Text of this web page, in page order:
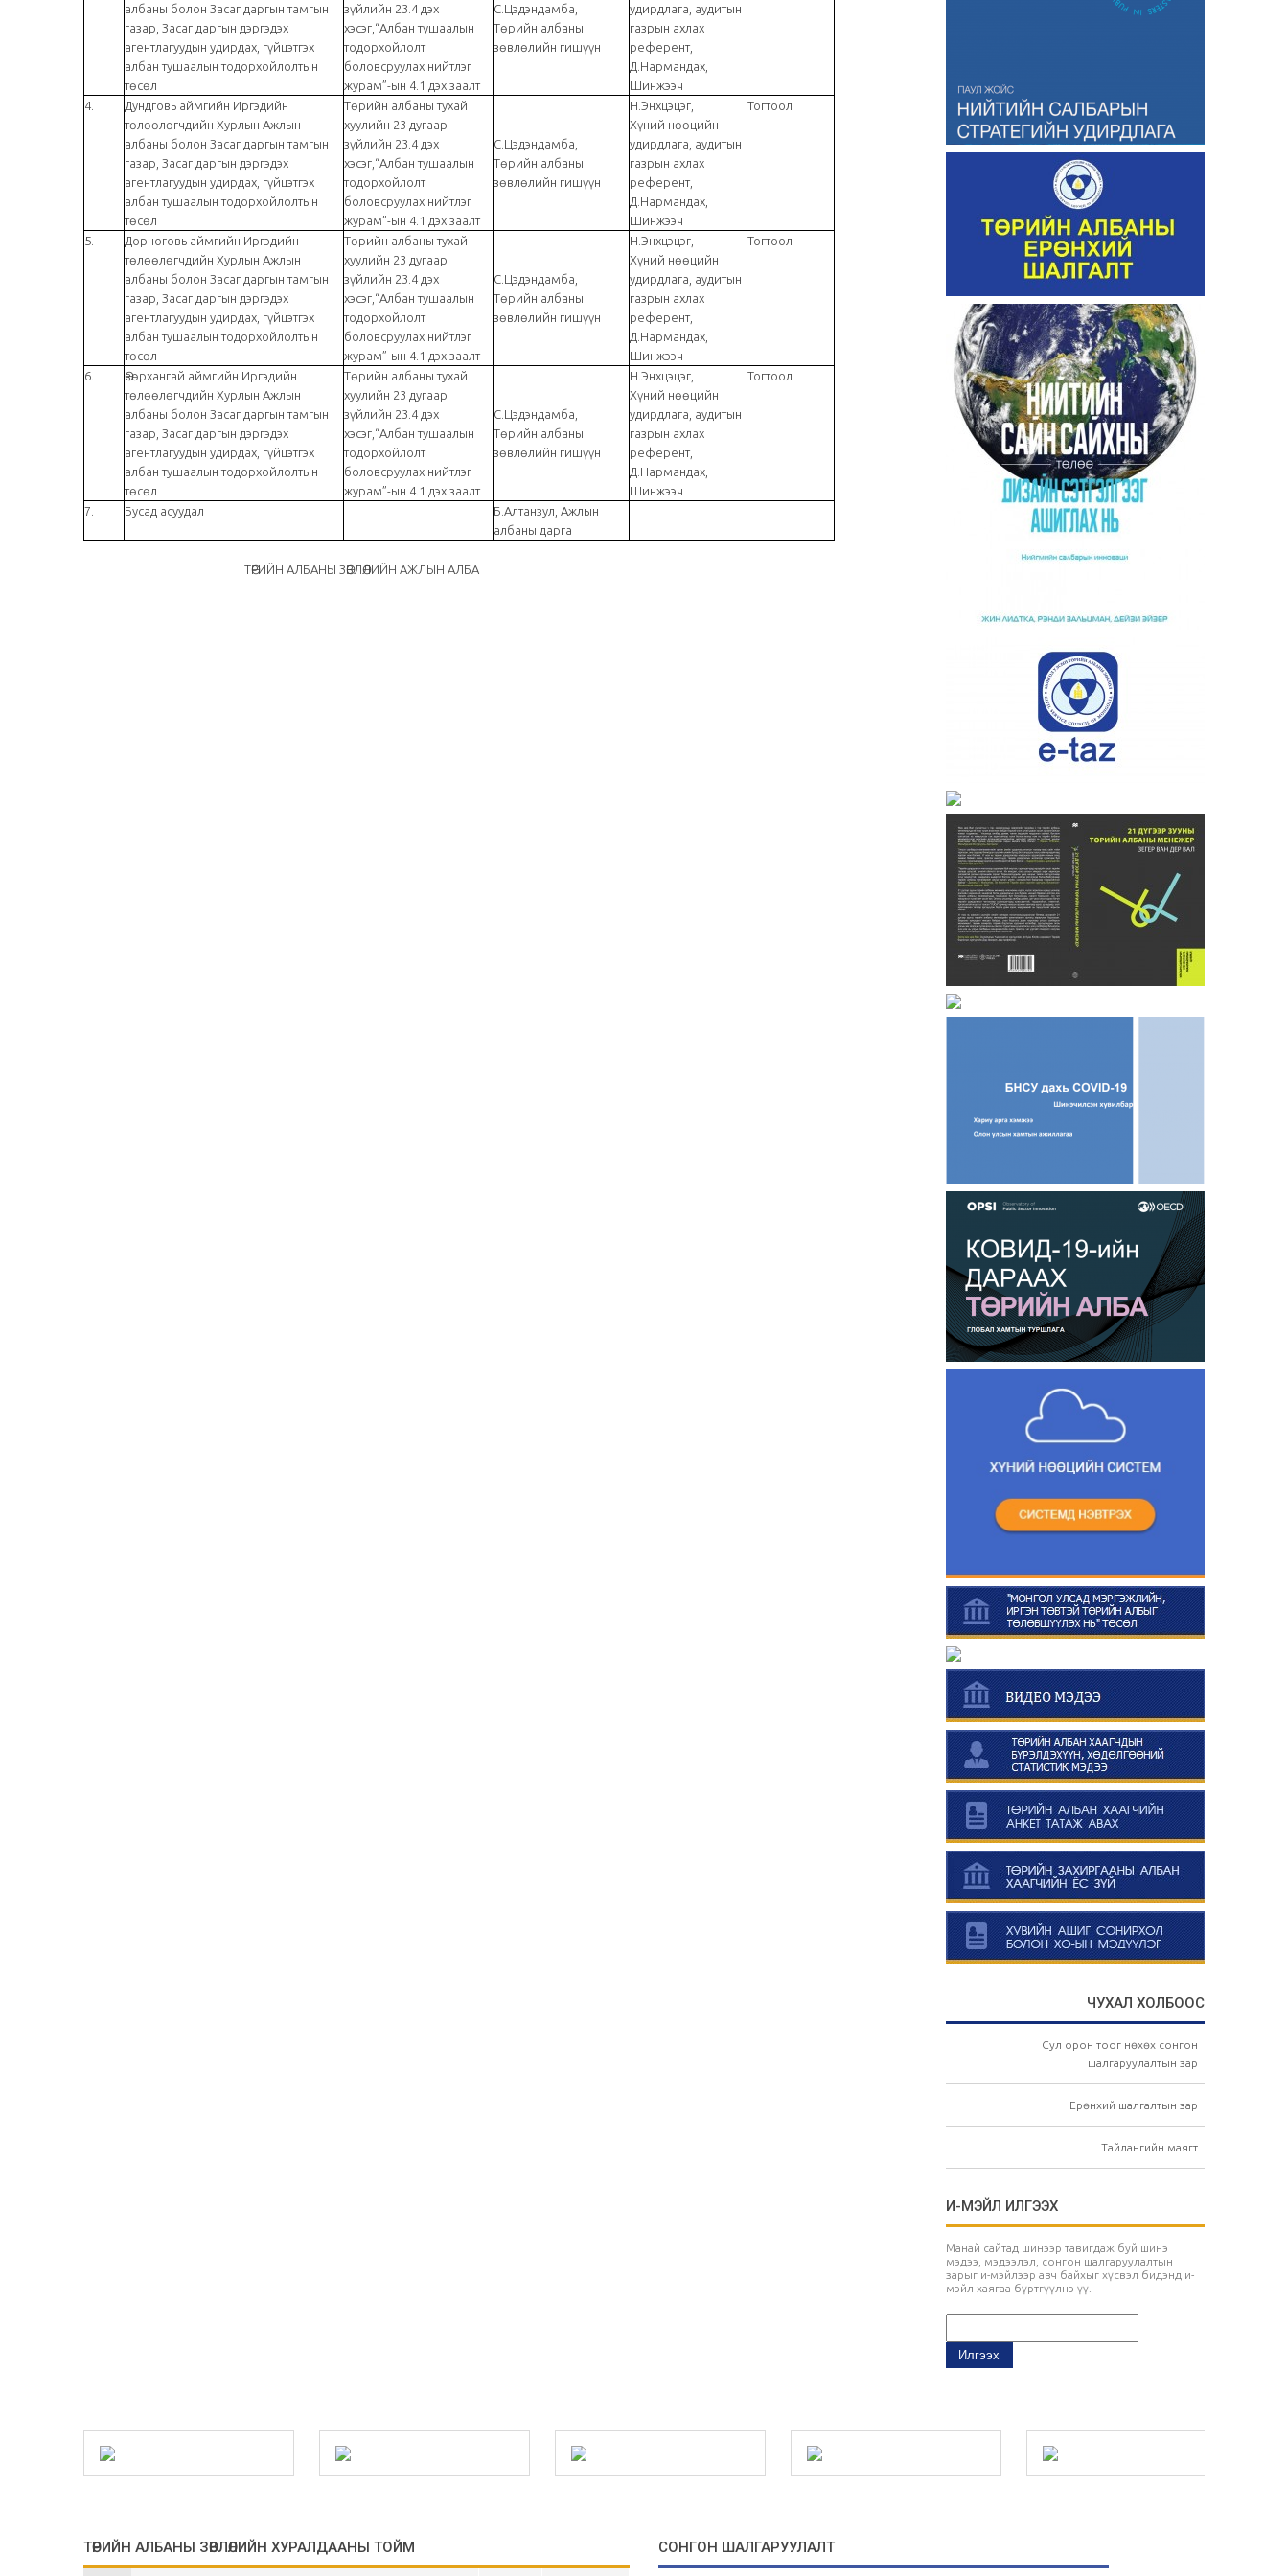
албаны болон Засаг даргын тамгын
газар, Засаг даргын дэргэдэх
агентлагуудын удирдах, гүйцэтгэх
албан тушаалын тодорхойлолтын
төсөл
зүйлийн 23.4 дэх
хэсэг,“Албан тушаалын
тодорхойлолт
боловсруулах нийтлэг
журам”-ын 4.1 дэх заалт
С.Цэдэндамба,
Төрийн албаны
зөвлөлийн гишүүн
удирдлага, аудитын
газрын ахлах
референт,
Д.Нармандах,
Шинжээч
4.
Дундговь аймгийн Иргэдийн
төлөөлөгчдийн Хурлын Ажлын
албаны болон Засаг даргын тамгын
газар, Засаг даргын дэргэдэх
агентлагуудын удирдах, гүйцэтгэх
албан тушаалын тодорхойлолтын
төсөл
Төрийн албаны тухай
хуулийн 23 дугаар
зүйлийн 23.4 дэх
хэсэг,“Албан тушаалын
тодорхойлолт
боловсруулах нийтлэг
журам”-ын 4.1 дэх заалт
С.Цэдэндамба,
Төрийн албаны
зөвлөлийн гишүүн
Н.Энхцэцэг,
Хүний нөөцийн
удирдлага, аудитын
газрын ахлах
референт,
Д.Нармандах,
Шинжээч
Тогтоол
5.
Дорноговь аймгийн Иргэдийн
төлөөлөгчдийн Хурлын Ажлын
албаны болон Засаг даргын тамгын
газар, Засаг даргын дэргэдэх
агентлагуудын удирдах, гүйцэтгэх
албан тушаалын тодорхойлолтын
төсөл
Төрийн албаны тухай
хуулийн 23 дугаар
зүйлийн 23.4 дэх
хэсэг,“Албан тушаалын
тодорхойлолт
боловсруулах нийтлэг
журам”-ын 4.1 дэх заалт
С.Цэдэндамба,
Төрийн албаны
зөвлөлийн гишүүн
Н.Энхцэцэг,
Хүний нөөцийн
удирдлага, аудитын
газрын ахлах
референт,
Д.Нармандах,
Шинжээч
Тогтоол
6.
Өвөрхангай аймгийн Иргэдийн
төлөөлөгчдийн Хурлын Ажлын
албаны болон Засаг даргын тамгын
газар, Засаг даргын дэргэдэх
агентлагуудын удирдах, гүйцэтгэх
албан тушаалын тодорхойлолтын
төсөл
Төрийн албаны тухай
хуулийн 23 дугаар
зүйлийн 23.4 дэх
хэсэг,“Албан тушаалын
тодорхойлолт
боловсруулах нийтлэг
журам”-ын 4.1 дэх заалт
С.Цэдэндамба,
Төрийн албаны
зөвлөлийн гишүүн
Н.Энхцэцэг,
Хүний нөөцийн
удирдлага, аудитын
газрын ахлах
референт,
Д.Нармандах,
Шинжээч
Тогтоол
7. Бусад асуудал
Б.Алтанзул, Ажлын
албаны дарга
ТӨРИЙН АЛБАНЫ ЗӨВЛӨЛИЙН АЖЛЫН АЛБА
ЧУХАЛ ХОЛБООС
Сул орон тоог нөхөх сонгон
шалгаруулалтын зар
Ерөнхий шалгалтын зар
Тайлангийн маягт
И-МЭЙЛ ИЛГЭЭХ
Манай сайтад шинээр тавигдаж буй шинэ
мэдээ, мэдээлэл, сонгон шалгаруулалтын
зарыг и-мэйлээр авч байхыг хүсвэл бидэнд и-
мэйл хаягаа бүртгүүлнэ үү.
ТӨРИЙН АЛБАНЫ ЗӨВЛӨЛИЙН ХУРАЛДААНЫ ТОЙМ СОНГОН ШАЛГАРУУЛАЛТ